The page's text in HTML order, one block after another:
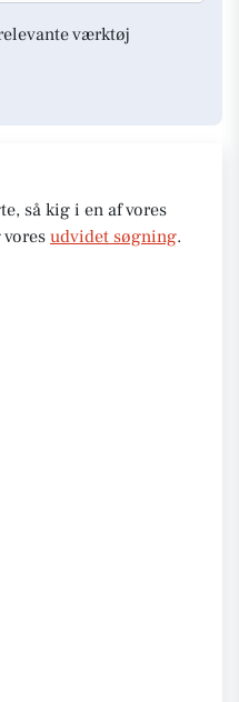
værktøj
så kig i en af vores
udvidet søgning.